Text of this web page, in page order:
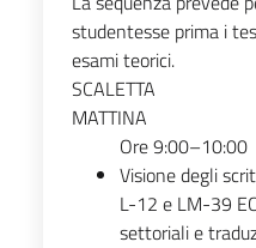
studentesse prima i
esami teorici.
SCALETTA
MATTINA
Ore 9:00–10:00
Visione degli
L-12 e LM-39
settoriali e